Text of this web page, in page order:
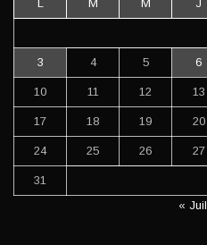
L M M J
3 4 5 6
10 11 12 13
17 18 19 20
24 25 26 27
31
« Juil